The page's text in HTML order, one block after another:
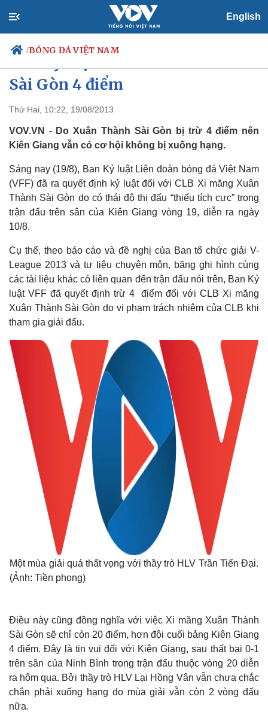
English
/BÓNG ĐÁ VIỆT NAM
Chính trị
Đảng
Tổ chức nhân sự
Nhận diện sự thật
Tin 24h
Dự báo thời tiết
Dấu ấn VOV
Việc làm
Biển đảo
Thế giới
Quan sát
Multimedia
Sài Gòn 4 điểm
Thứ Hai, 10:22, 19/08/2013
VOV.VN - Do Xuân Thành Sài Gòn bị trừ 4 điểm nên
Kiên Giang vẫn có cơ hội không bị xuống hạng.
Sáng nay (19/8), Ban Kỷ luật Liên đoàn bóng đá Việt Nam
(VFF) đã ra quyết định kỷ luật đối với CLB Xi măng Xuân
Thành Sài Gòn do có thái độ thi đấu “thiếu tích cực” trong
trận đấu trên sân của Kiên Giang vòng 19, diễn ra ngày
10/8.
Cụ thể, theo báo cáo và đề nghị của Ban tổ chức giải V-
League 2013 và tư liệu chuyên môn, băng ghi hình cùng
các tài liệu khác có liên quan đến trận đấu nói trên, Ban Kỷ
luật VFF đã quyết định trừ 4 điểm đối với CLB Xi măng
Xuân Thành Sài Gòn do vi phạm trách nhiệm của CLB khi
tham gia giải đấu.
Một mùa giải quá thất vọng với thầy trò HLV Trần Tiến Đại.
(Ảnh: Tiền phong)
Điều này cũng đồng nghĩa với việc Xi măng Xuân Thành
Sài Gòn sẽ chỉ còn 20 điểm, hơn đội cuối bảng Kiên Giang
4 điểm. Đây là tin vui đối với Kiên Giang, sau thất bại 0-1
trên sân của Ninh Bình trong trận đấu thuộc vòng 20 diễn
ra hôm qua. Bởi thầy trò HLV Lại Hồng Vân vẫn chưa chắc
chắn phải xuống hạng do mùa giải vẫn còn 2 vòng đấu
nữa.